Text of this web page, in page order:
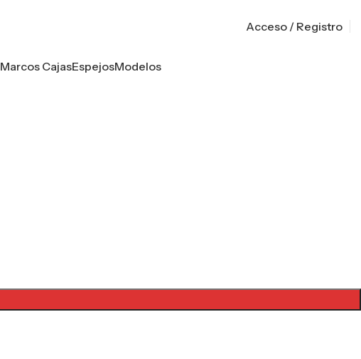
Acceso / Registro
Marcos CajasEspejosModelos